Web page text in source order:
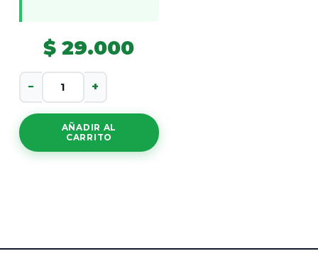
$ 29.000
Solucion
Calendula
cantidad
− +
AÑADIR AL
CARRITO